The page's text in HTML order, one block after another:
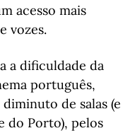
acesso mais
vozes.
a dificuldade da
português,
de salas (e
do Porto), pelos